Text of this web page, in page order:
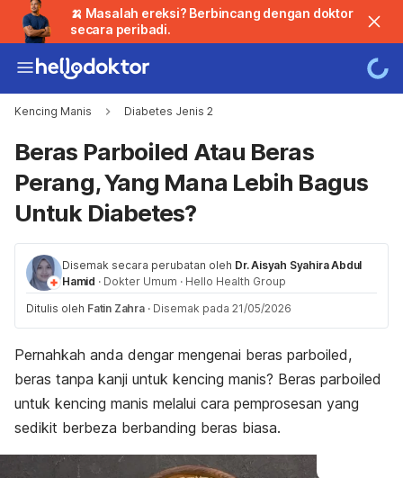
🍌 Masalah ereksi? Berbincang dengan doktor
secara peribadi.
Kencing Manis Diabetes Jenis 2
Beras Parboiled Atau Beras
Perang, Yang Mana Lebih Bagus
Untuk Diabetes?
Disemak secara perubatan oleh Dr. Aisyah Syahira Abdul
Hamid · Dokter Umum · Hello Health Group
Ditulis oleh Fatin Zahra · Disemak pada 21/05/2026
Pernahkah anda dengar mengenai beras parboiled,
beras tanpa kanji untuk kencing manis? Beras parboiled
untuk kencing manis melalui cara pemprosesan yang
sedikit berbeza berbanding beras biasa.